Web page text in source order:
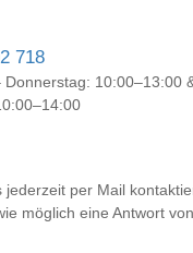
718
Donnerstag: 10:00–13:00
jederzeit per Mail
möglich eine Antwort